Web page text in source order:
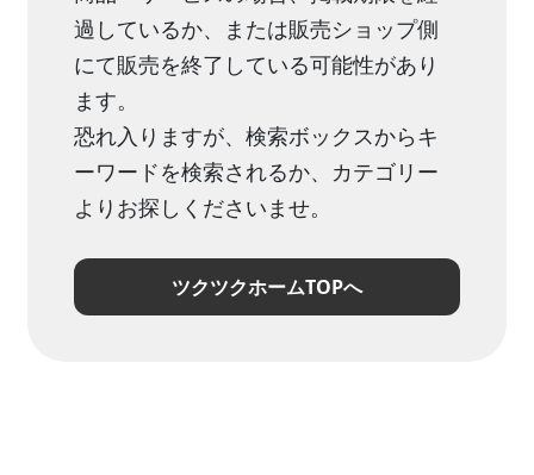
過しているか、または販売ショップ側
にて販売を終了している可能性があり
ます。
恐れ入りますが、検索ボックスからキ
ーワードを検索されるか、カテゴリー
よりお探しくださいませ。
ツクツクホームTOPへ